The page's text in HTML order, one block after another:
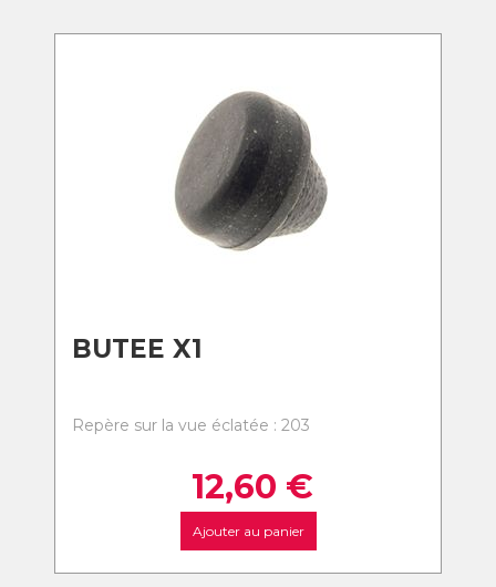
BUTEE X1
Repère sur la vue éclatée : 203
12,60 €
Ajouter au panier